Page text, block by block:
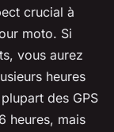
crucial à
moto. Si
vous aurez
heures
des GPS
heures, mais